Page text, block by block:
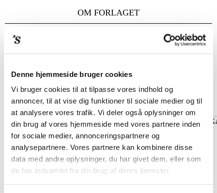
Denne hjemmeside bruger cookies
Vi bruger cookies til at tilpasse vores indhold og
annoncer, til at vise dig funktioner til sociale medier og til
at analysere vores trafik. Vi deler også oplysninger om
din brug af vores hjemmeside med vores partnere inden
for sociale medier, annonceringspartnere og
analysepartnere. Vores partnere kan kombinere disse
data med andre oplysninger, du har givet dem, eller som
de har indsamlet fra din brug af deres tjenester.
OM FORLAGET
FORFATTERE/ MIMA SINCLAIR
MIMA SINCLAIR